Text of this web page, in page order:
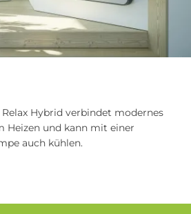
Hybrid verbindet modernes
Heizen und kann mit einer
auch kühlen.